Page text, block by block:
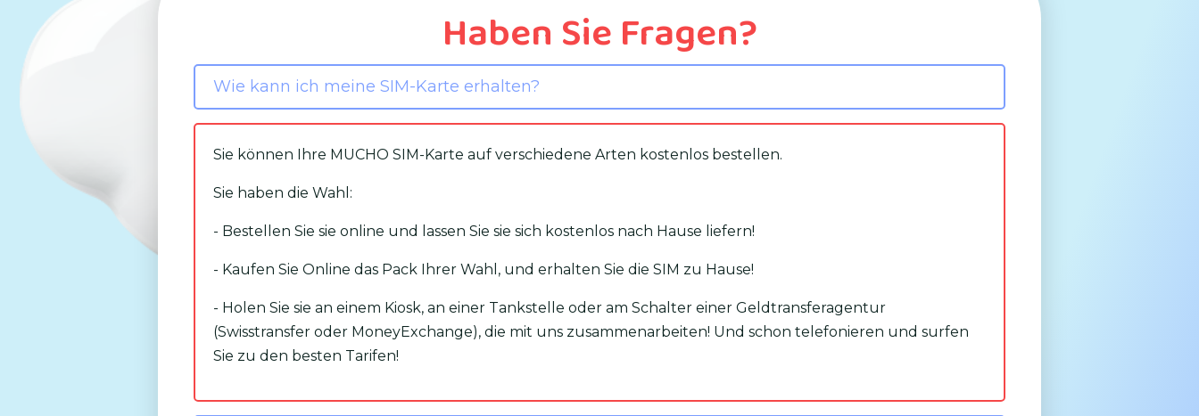
Haben Sie Fragen?
Wie kann ich meine SIM-Karte erhalten?
Sie können Ihre MUCHO SIM-Karte auf verschiedene Arten kostenlos bestellen.
Sie haben die Wahl:
- Bestellen Sie sie online und lassen Sie sie sich kostenlos nach Hause liefern!
- Kaufen Sie Online das Pack Ihrer Wahl, und erhalten Sie die SIM zu Hause!
- Holen Sie sie an einem Kiosk, an einer Tankstelle oder am Schalter einer Geldtransferagentur
(Swisstransfer oder MoneyExchange), die mit uns zusammenarbeiten! Und schon telefonieren und surfen
Sie zu den besten Tarifen!